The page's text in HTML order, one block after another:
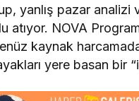
yanlış pazar analizi
atıyor. NOVA
kaynak
yere basan bir